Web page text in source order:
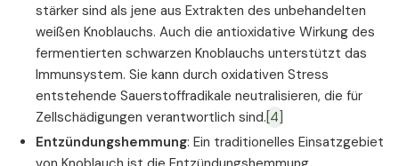
stärker sind als jene aus Extrakten des unbehandelten
weißen Knoblauchs. Auch die antioxidative Wirkung des
fermentierten schwarzen Knoblauchs unterstützt das
Immunsystem. Sie kann durch oxidativen Stress
entstehende Sauerstoffradikale neutralisieren, die für
Zellschädigungen verantwortlich sind. [4]
Entzündungshemmung: Ein traditionelles Einsatzgebiet